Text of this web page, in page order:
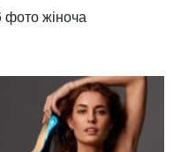
носить бежеві